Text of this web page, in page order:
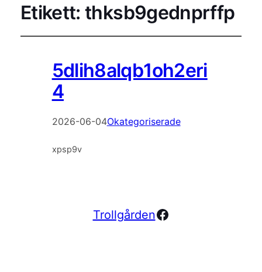
Etikett:thksb9gednprffp
5dlih8alqb1oh2eri
4
2026-06-04Okategoriserade
xpsp9v
TrollgårdenFacebook